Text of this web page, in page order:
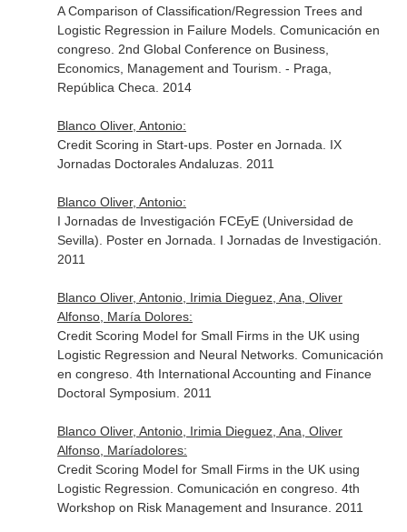
A Comparison of Classification/Regression Trees and
Logistic Regression in Failure Models. Comunicación en
congreso. 2nd Global Conference on Business,
Economics, Management and Tourism. - Praga,
República Checa. 2014
Blanco Oliver, Antonio:
Credit Scoring in Start-ups. Poster en Jornada. IX
Jornadas Doctorales Andaluzas. 2011
Blanco Oliver, Antonio:
I Jornadas de Investigación FCEyE (Universidad de
Sevilla). Poster en Jornada. I Jornadas de Investigación.
2011
Blanco Oliver, Antonio, Irimia Dieguez, Ana, Oliver
Alfonso, María Dolores:
Credit Scoring Model for Small Firms in the UK using
Logistic Regression and Neural Networks. Comunicación
en congreso. 4th International Accounting and Finance
Doctoral Symposium. 2011
Blanco Oliver, Antonio, Irimia Dieguez, Ana, Oliver
Alfonso, Maríadolores:
Credit Scoring Model for Small Firms in the UK using
Logistic Regression. Comunicación en congreso. 4th
Workshop on Risk Management and Insurance. 2011